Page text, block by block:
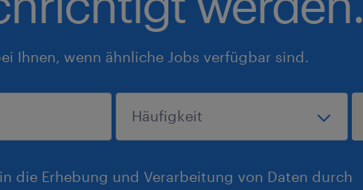
Ihnen, wenn ähnliche Jobs verfügbar sind.
die Erhebung und Verarbeitung von Daten durch